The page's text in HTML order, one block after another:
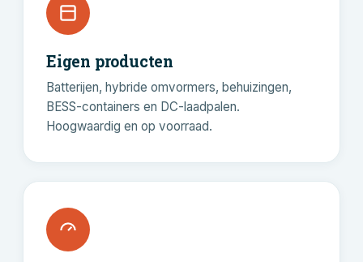
Eigen producten
Batterijen, hybride omvormers, behuizingen,
BESS-containers en DC-laadpalen.
Hoogwaardig en op voorraad.